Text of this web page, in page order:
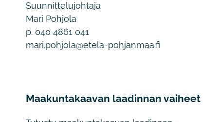
Suunnittelujohtaja
Mari Pohjola
p. 040 4861 041
mari.pohjola@etela-pohjanmaa.fi
Maakuntakaavan laadinnan vaiheet